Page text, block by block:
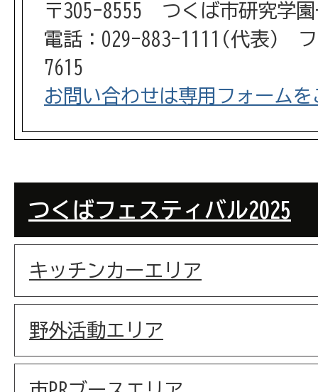
〒305-8555 つくば市研究学園
電話：029-883-1111(代表)
7615
お問い合わせは専用フォーム
つくばフェスティバル2025
キッチンカーエリア
野外活動エリア